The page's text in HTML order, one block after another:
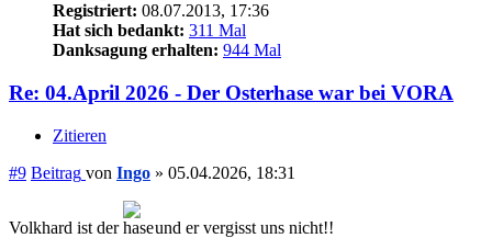
Registriert: 08.07.2013, 17:36
Hat sich bedankt: 311 Mal
Danksagung erhalten: 944 Mal
Re: 04.April 2026 - Der Osterhase war bei VORA
Zitieren
#9 Beitrag von Ingo » 05.04.2026, 18:31
Volkhard ist der und er vergisst uns nicht!!